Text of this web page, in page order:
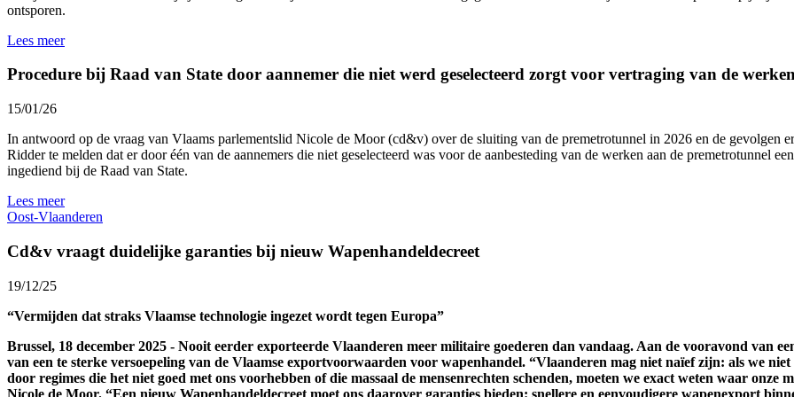
ontsporen.
Lees meer
Procedure bij Raad van State door aannemer die niet werd geselecteerd zorgt voor vertraging van de
15/01/26
In antwoord op de vraag van Vlaams parlementslid Nicole de Moor (cd&v) over de sluiting van de premetrotunnel in 2026 en de gevolgen
Ridder te melden dat er door één van de aannemers die niet geselecteerd was voor de aanbesteding van de werken aan de premetrotunnel
ingediend bij de Raad van State.
Lees meer
Oost-Vlaanderen
Cd&v vraagt duidelijke garanties bij nieuw Wapenhandeldecreet
19/12/25
“Vermijden dat straks Vlaamse technologie ingezet wordt tegen Europa”
Brussel, 18 december 2025 - Nooit eerder exporteerde Vlaanderen meer militaire goederen dan vandaag. Aan de vooravond van
van een te sterke versoepeling van de Vlaamse exportvoorwaarden voor wapenhandel. “Vlaanderen mag niet naïef zijn: als we
door regimes die het niet goed met ons voorhebben of die massaal de mensenrechten schenden, moeten we exact weten waar
Nicole de Moor. “Een nieuw Wapenhandeldecreet moet ons daarover garanties bieden: snellere en eenvoudigere wapenexport